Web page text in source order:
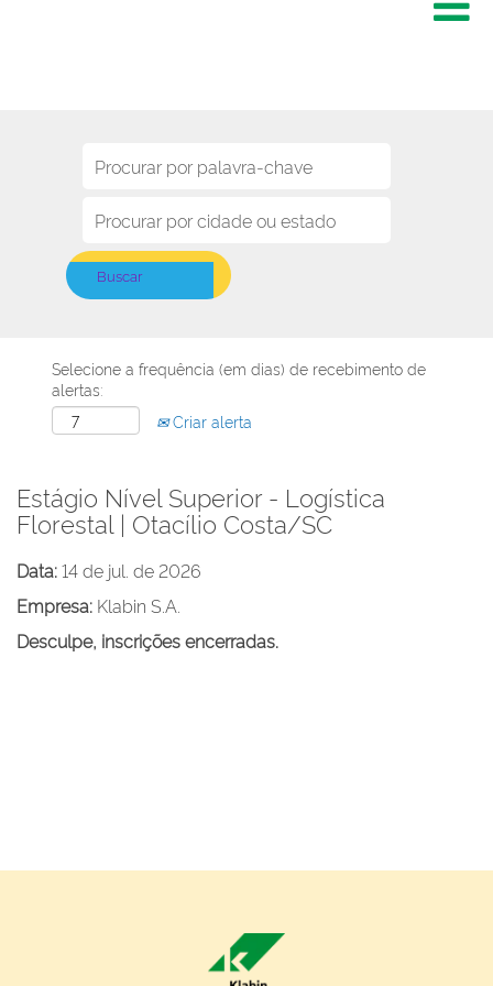
Selecione a frequência (em dias) de recebimento de
alertas:
Criar alerta
Estágio Nível Superior - Logística
Florestal | Otacílio Costa/SC
Data:14 de jul. de 2026
Empresa: Klabin S.A.
Desculpe, inscrições encerradas.